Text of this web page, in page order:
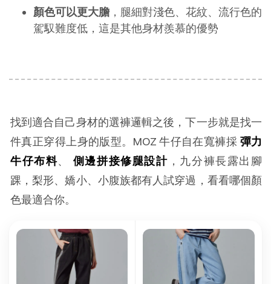
顏色可以更大膽 ，腿細對淺色、花紋、流行色的
駕馭難度低，這是其他身材羨慕的優勢
找到適合自己身材的選褲邏輯之後，下一步就是找一
件真正穿得上身的版型。MOZ 牛仔自在寬褲採 彈力
牛仔布料、 側邊拼接修腿設計 ，九分褲長露出腳
踝，梨形、嬌小、小腹族都有人試穿過，看看哪個顏
色最適合你。